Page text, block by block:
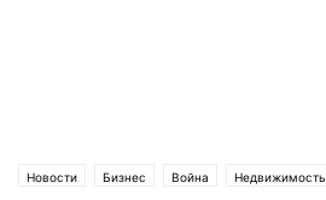
Новости Бизнес Война Недвижимость